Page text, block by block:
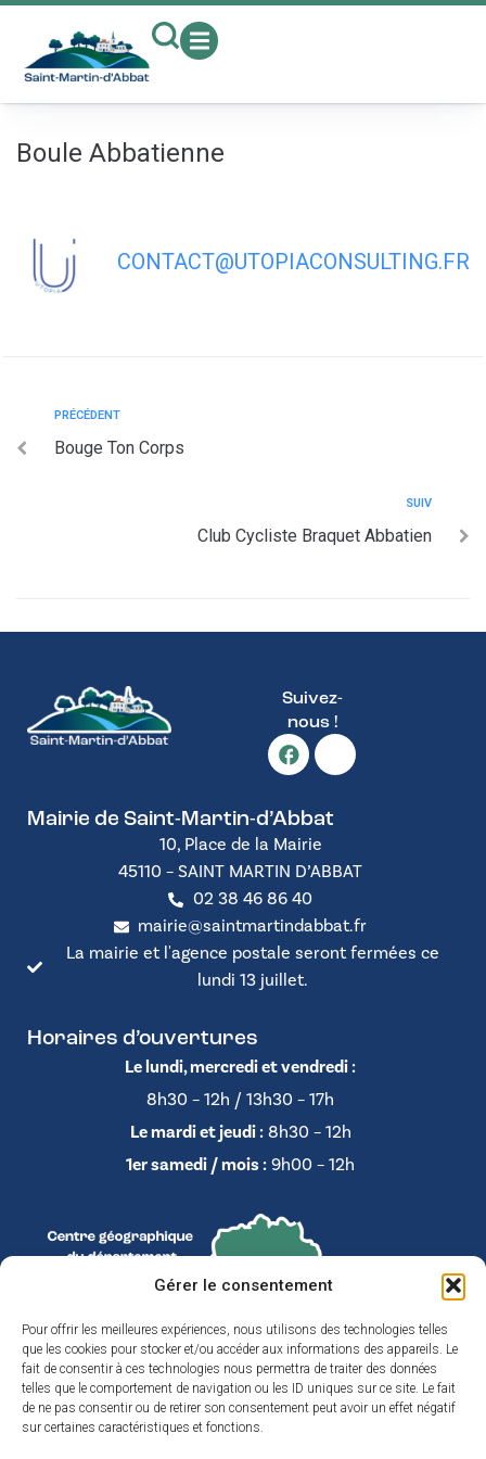
Gérer le consentement
Pour offrir les meilleures expériences, nous utilisons des technologies telles
que les cookies pour stocker et/ou accéder aux informations des appareils. Le
fait de consentir à ces technologies nous permettra de traiter des données
telles que le comportement de navigation ou les ID uniques sur ce site. Le fait
de ne pas consentir ou de retirer son consentement peut avoir un effet négatif
sur certaines caractéristiques et fonctions.
Boule Abbatienne
CONTACT@UTOPIACONSULTING.FR
PRÉCÉDENT
Bouge Ton Corps
SUIV
Club Cycliste Braquet Abbatien
Suivez-
nous !
Mairie de Saint-Martin-d’Abbat
10, Place de la Mairie
45110 – SAINT MARTIN D’ABBAT
02 38 46 86 40
mairie@saintmartindabbat.fr
La mairie et l'agence postale seront fermées ce
lundi 13 juillet.
Horaires d’ouvertures
Le lundi, mercredi et vendredi :
8h30 – 12h / 13h30 – 17h
Le mardi et jeudi :8h30 – 12h
1er samedi / mois : 9h00 – 12h